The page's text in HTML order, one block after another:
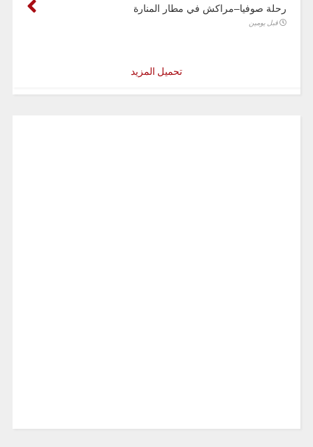
رحلة صوفيا–مراكش في مطار المنارة
قبل يومين
تحميل المزيد